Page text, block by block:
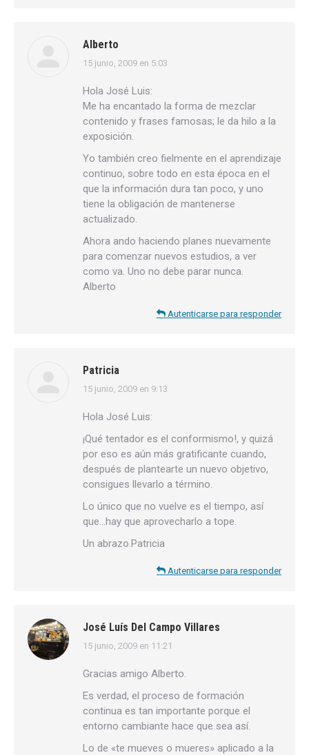
Alberto
dice:
15 junio, 2009 en 5:03
Hola José Luis:
Me ha encantado la forma de mezclar
contenido y frases famosas; le da hilo a la
exposición.
Yo también creo fielmente en el aprendizaje
continuo, sobre todo en esta época en el
que la información dura tan poco, y uno
tiene la obligación de mantenerse
actualizado.
Ahora ando haciendo planes nuevamente
para comenzar nuevos estudios, a ver
como va. Uno no debe parar nunca.
Alberto
Autenticarse para responder
Patricia
dice:
15 junio, 2009 en 9:13
Hola José Luis:
¡Qué tentador es el conformismo!, y quizá
por eso es aún más gratificante cuando,
después de plantearte un nuevo objetivo,
consigues llevarlo a término.
Lo único que no vuelve es el tiempo, así
que…hay que aprovecharlo a tope.
Un abrazo.Patricia
Autenticarse para responder
José Luís Del Campo Villares
dice:
15 junio, 2009 en 11:21
Gracias amigo Alberto.
Es verdad, el proceso de formación
continua es tan importante porque el
entorno cambiante hace que sea así.
Lo de «te mueves o mueres» aplicado a la